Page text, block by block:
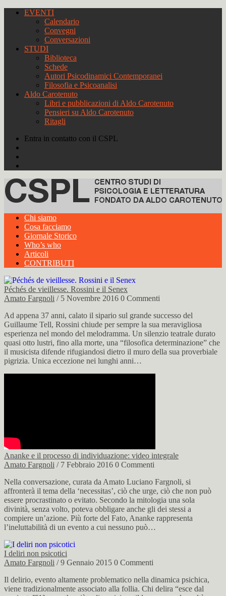
EVENTI
Calendario
Convegni
Conversazioni
STUDI
Biblioteca
Schede
Autori Psicodinamici Contemporanei
Filosofia e Psicoanalisi
Aldo Carotenuto
Libri e pubblicazioni di Aldo Carotenuto
Pensieri su Aldo Carotenuto
Ritagli
Entra in contatto con il CSPL
Chi siamo
Cosa facciamo
Giornale Storico
Who’s who
Articoli
CONTRIBUTI
Péchés de vieillesse. Rossini e il Senex
Amato Fargnoli / 5 Novembre 2016 0 Commenti
Ad appena 37 anni, calato il sipario sul grande successo del
Guillaume Tell, Rossini chiude per sempre la sua meravigliosa
esperienza nel mondo del melodramma. Un silenzio teatrale durato
quasi otto lustri, fino alla morte, una “filosofica determinazione” che
il musicista difende rifugiandosi dietro il muro della sua proverbiale
pigrizia. Unica eccezione nei lunghi anni…
Ananke e il processo di individuazione: video integrale
Amato Fargnoli / 7 Febbraio 2016 0 Commenti
Nella conversazione, curata da Amato Luciano Fargnoli, si
affronterà il tema della ‘necessitas’, ciò che urge, ciò che non può
essere procrastinato o evitato. Secondo la mitologia una sola
divinità, senza volto, poteva obbligare anche gli dei stessi a
compiere un’azione. Più forte del Fato, Ananke rappresenta
l’ineluttabilità di un evento a cui nessuno può…
I deliri non psicotici
Amato Fargnoli / 9 Gennaio 2015 0 Commenti
Il delirio, evento altamente problematico nella dinamica psichica,
viene tradizionalmente associato alla follia. Chi delira “esce dal